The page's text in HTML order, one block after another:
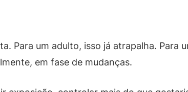
Para um adulto, isso já atrapalha. Para
em fase de mudanças.